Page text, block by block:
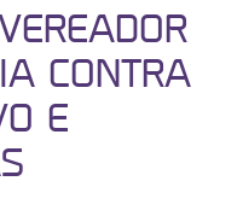
CONTRA
E